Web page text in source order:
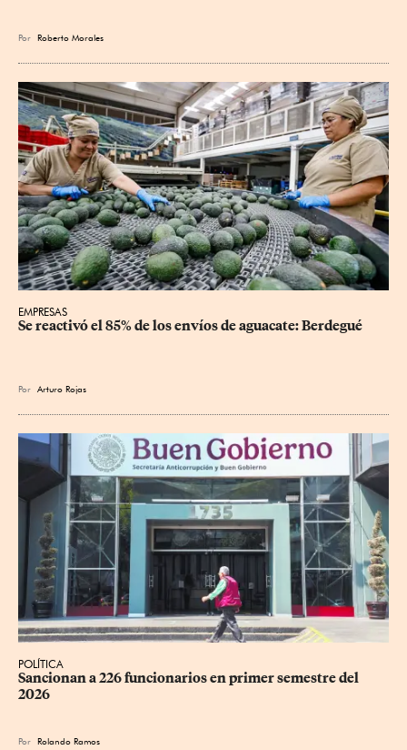
Por Roberto Morales
EMPRESAS
Se reactivó el 85% de los envíos de aguacate: Berdegué
Por Arturo Rojas
POLÍTICA
Sancionan a 226 funcionarios en primer semestre del
2026
Por Rolando Ramos